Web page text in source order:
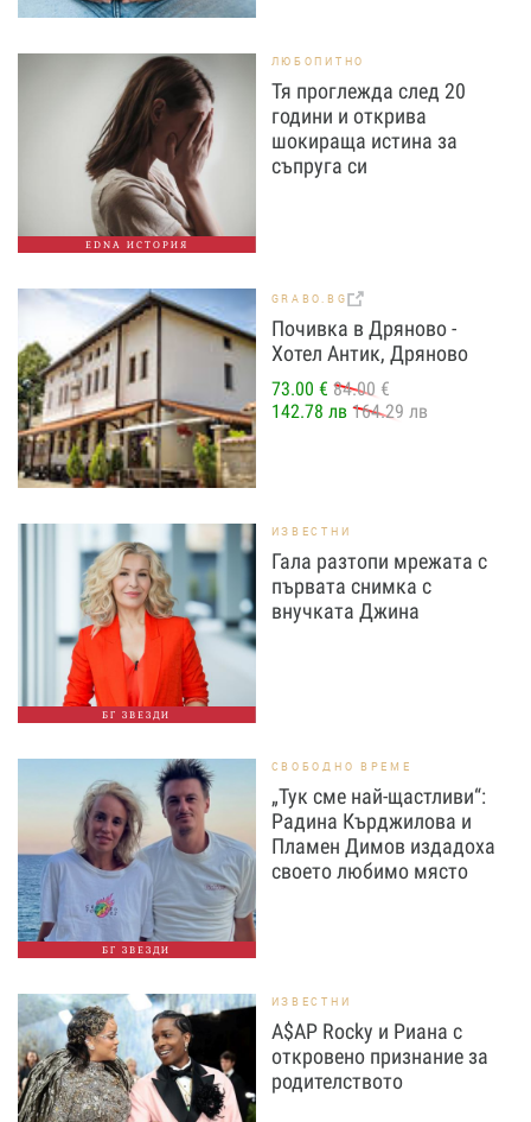
EDNA ИСТОРИЯ
ЛЮБОПИТНО
Тя проглежда след 20
години и открива
шокираща истина за
съпруга си
GRABO.BG
Почивка в Дряново -
Хотел Антик, Дряново
73.00 € 84.00 €
142.78 лв 164.29 лв
БГ ЗВЕЗДИ
ИЗВЕСТНИ
Гала разтопи мрежата с
първата снимка с
внучката Джина
БГ ЗВЕЗДИ
СВОБОДНО ВРЕМЕ
„Тук сме най-щастливи“:
Радина Кърджилова и
Пламен Димов издадоха
своето любимо място
ИЗВЕСТНИ
A$AP Rocky и Риана с
откровено признание за
родителството